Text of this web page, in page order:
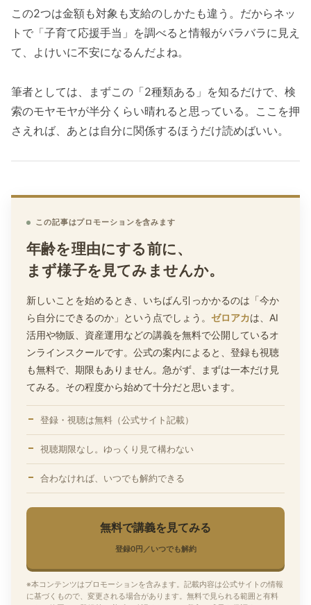
この2つは金額も対象も支給のしかたも違う。だからネッ
トで「子育て応援手当」を調べると情報がバラバラに見え
て、よけいに不安になるんだよね。
筆者としては、まずこの「2種類ある」を知るだけで、検
索のモヤモヤが半分くらい晴れると思っている。ここを押
さえれば、あとは自分に関係するほうだけ読めばいい。
この記事はプロモーションを含みます
年齢を理由にする前に、
まず様子を見てみませんか。
新しいことを始めるとき、いちばん引っかかるのは「今か
ら自分にできるのか」という点でしょう。 ゼロアカは、AI
活用や物販、資産運用などの講義を無料で公開しているオ
ンラインスクールです。公式の案内によると、登録も視聴
も無料で、期限もありません。急がず、まずは一本だけ見
てみる。その程度から始めて十分だと思います。
登録・視聴は無料（公式サイト記載）
視聴期限なし。ゆっくり見て構わない
合わなければ、いつでも解約できる
無料で講義を見てみる
登録0円／いつでも解約
※本コンテンツはプロモーションを含みます。記載内容は公式サイトの情報
に基づくもので、変更される場合があります。無料で見られる範囲と有料